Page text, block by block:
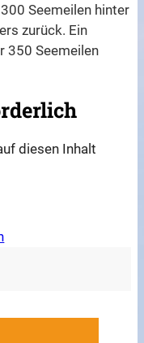
Seemeilen hinter
zurück. Ein
350 Seemeilen
diesen Inhalt